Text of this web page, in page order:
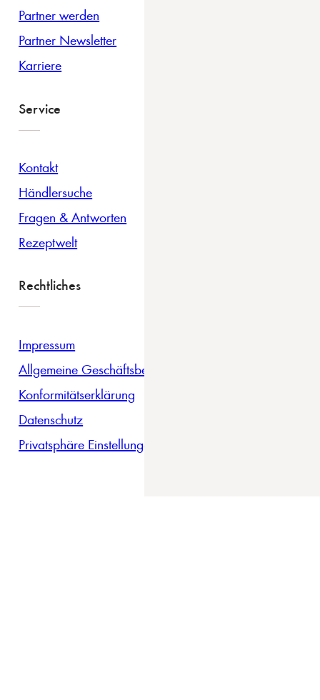
Partner werden
Partner Newsletter
Karriere
Service
Kontakt
Händlersuche
Fragen & Antworten
Rezeptwelt
Rechtliches
Impressum
Allgemeine Geschäftsbedingungen
Konformitätserklärung
Datenschutz
Privatsphäre Einstellungen